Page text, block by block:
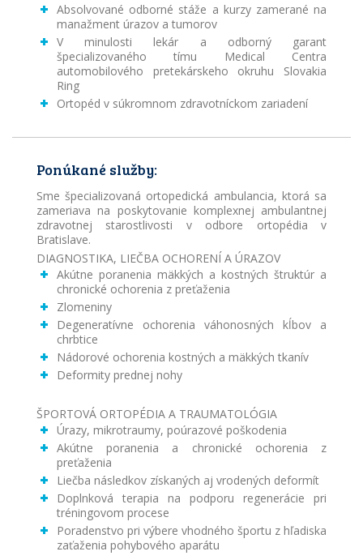
Absolvované odborné stáže a kurzy zamerané na
manažment úrazov a tumorov
V minulosti lekár a odborný garant
špecializovaného tímu Medical Centra
automobilového pretekárskeho okruhu Slovakia
Ring
Ortopéd v súkromnom zdravotníckom zariadení
Ponúkané služby:
Sme špecializovaná ortopedická ambulancia, ktorá sa
zameriava na poskytovanie komplexnej ambulantnej
zdravotnej starostlivosti v odbore ortopédia v
Bratislave.
DIAGNOSTIKA, LIEČBA OCHORENÍ A ÚRAZOV
Akútne poranenia mäkkých a kostných štruktúr a
chronické ochorenia z preťaženia
Zlomeniny
Degeneratívne ochorenia váhonosných kĺbov a
chrbtice
Nádorové ochorenia kostných a mäkkých tkanív
Deformity prednej nohy
ŠPORTOVÁ ORTOPÉDIA A TRAUMATOLÓGIA
Úrazy, mikrotraumy, poúrazové poškodenia
Akútne poranenia a chronické ochorenia z
preťaženia
Liečba následkov získaných aj vrodených deformít
Doplnková terapia na podporu regenerácie pri
tréningovom procese
Poradenstvo pri výbere vhodného športu z hľadiska
zaťaženia pohybového aparátu